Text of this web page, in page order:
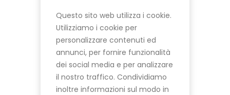
Questo sito web utilizza i cookie.
Utilizziamo i cookie per
personalizzare contenuti ed
annunci, per fornire funzionalità
dei social media e per analizzare
il nostro traffico. Condividiamo
inoltre informazioni sul modo in